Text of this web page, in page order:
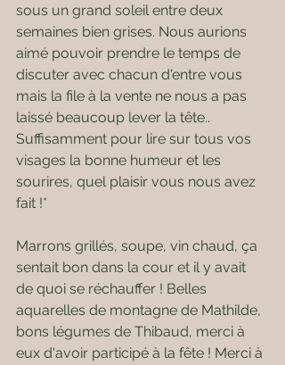
sous un grand soleil entre deux
semaines bien grises. Nous aurions
aimé pouvoir prendre le temps de
discuter avec chacun d'entre vous
mais la file à la vente ne nous a pas
laissé beaucoup lever la tête..
Suffisamment pour lire sur tous vos
visages la bonne humeur et les
sourires, quel plaisir vous nous avez
fait !*
Marrons grillés, soupe, vin chaud, ça
sentait bon dans la cour et il y avait
de quoi se réchauffer ! Belles
aquarelles de montagne de Mathilde,
bons légumes de Thibaud, merci à
eux d'avoir participé à la fête ! Merci à